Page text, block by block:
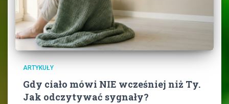
ARTYKUŁY
Gdy ciało mówi NIE wcześniej niż Ty.
Jak odczytywać sygnały?